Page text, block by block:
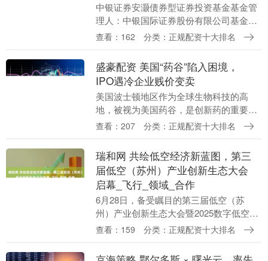
中银证券安灏债券型证券投资基金基金管
理人：中银国际证券股份有限公司基金托
管人：杭州银行股份有限公司报告送出日
2025年第....
查看：162 分类：正规配资十大排名
盛豪配资 美国“药谷”陷入困境，
IPO遇冷企业贱价变卖
美国波士顿地区作为全球生物科技的高
地，被视为美国药谷，是创新药的重要诞
生地。但在美国不确定的政策影响下，该
特朗普政府出台的....
查看：207 分类：正规配资十大排名
瑞和网 共绘低空经济新蓝图，第三
届低空（苏州）产业创新生态大会
启幕_飞行_领域_合作
6月28日，备受瞩目的第三届低空（苏
州）产业创新生态大会暨2025数字低空大
会在苏州启幕。大会以“数创领航 智惠未
领域，....
查看：159 分类：正规配资十大排名